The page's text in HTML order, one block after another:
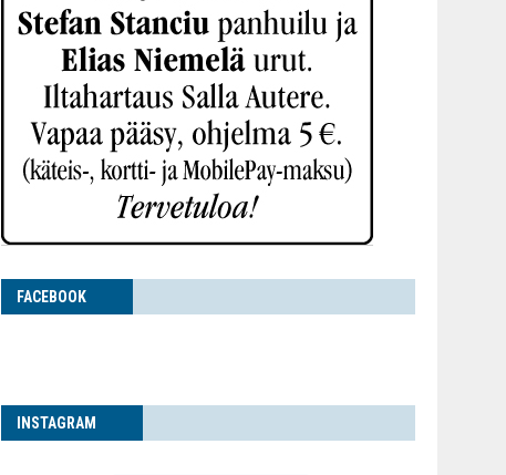
FACE­BOOK
INS­TA­GRAM